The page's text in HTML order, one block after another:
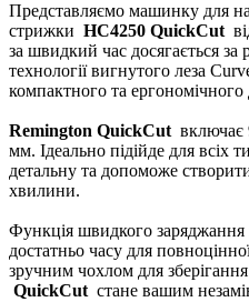
Представляємо машинку для
стрижки HC4250 QuickCut
за швидкий час досягається за
технології вигнутого леза
компактного та
Remington QuickCut включає
мм. Ідеально підійде для всіх
детальну та допоможе
хвилини.
Функція швидкого заряджання
достатньо часу для
зручним чохлом для
QuickCut стане вашим